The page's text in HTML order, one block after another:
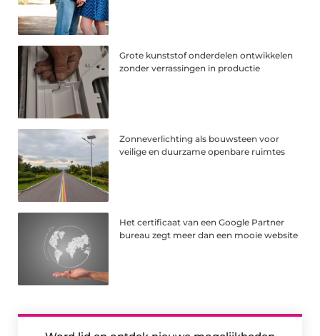
Grote kunststof onderdelen ontwikkelen
zonder verrassingen in productie
Zonneverlichting als bouwsteen voor
veilige en duurzame openbare ruimtes
Het certificaat van een Google Partner
bureau zegt meer dan een mooie website